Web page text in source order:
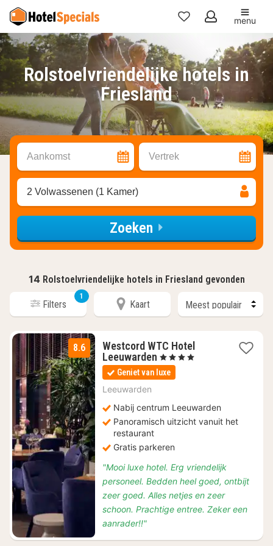
Mijn
favorieten
menu
Rolstoelvriendelijke hotels in
Friesland
Aankomst Vertrek
2 Volwassenen (1 Kamer)
Zoeken
14 Rolstoelvriendelijke hotels in Friesland gevonden
Filters
1
Kaart
8.6
Westcord WTC Hotel
Leeuwarden 1
nacht
vanaf
, 4 Sterren
Geniet van luxe
Leeuwarden
Nabij centrum Leeuwarden
Panoramisch uitzicht vanuit het
restaurant
Gratis parkeren
"Mooi luxe hotel. Erg vriendelijk
personeel. Bedden heel goed, ontbijt
zeer goed. Alles netjes en zeer
schoon. Prachtige entree. Zeker een
aanrader!!"